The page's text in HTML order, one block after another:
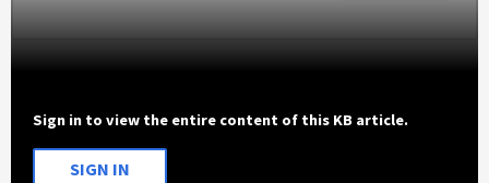
Sign in to view the entire content of this KB article.
SIGN IN